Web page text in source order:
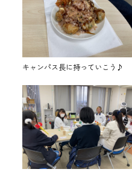
キャンパス長に持っていこう♪